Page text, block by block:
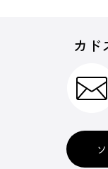
カド